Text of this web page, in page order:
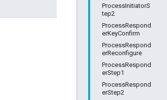
ProcessInitiatorS
tep2
ProcessRespond
erKeyConfirm
ProcessRespond
erReconfigure
ProcessRespond
erStep1
ProcessRespond
erStep2